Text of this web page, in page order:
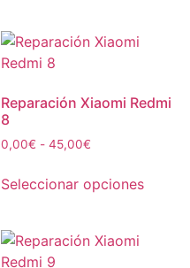
Reparación Xiaomi Redmi
8
0,00€ - 45,00€
Seleccionar opciones